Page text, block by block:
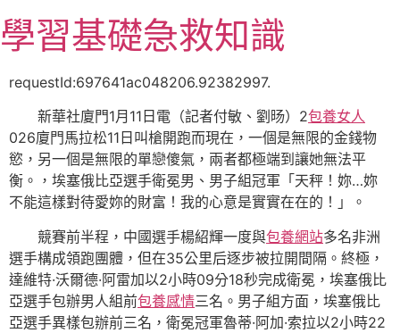
至
主
學習基礎急救知識
requestId:697641ac048206.92382997.
新華社廈門1月11日電（記者付敏、劉旸）2包養女人
026廈門馬拉松11日叫槍開跑而現在，一個是無限的金錢物
慾，另一個是無限的單戀傻氣，兩者都極端到讓她無法平
衡。，埃塞俄比亞選手衛冕男、男子組冠軍「天秤！妳…妳
不能這樣對待愛妳的財富！我的心意是實實在在的！」。
競賽前半程，中國選手楊紹輝一度與包養網站多名非洲
選手構成領跑團體，但在35公里后逐步被拉開間隔。終極，
達維特·沃爾德·阿雷加以2小時09分18秒完成衛冕，埃塞俄比
亞選手包辦男人組前包養感情三名。男子組方面，埃塞俄比
亞選手異樣包辦前三名，衛冕冠軍魯蒂·阿加·索拉以2小時22